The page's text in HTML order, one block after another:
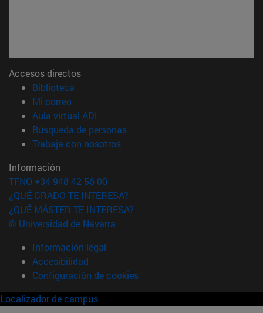
Accesos directos
Biblioteca
Mi correo(abre en nueva ventana)
Aula virtual ADI
Búsqueda de personas(abre en nueva ventana)
Trabaja con nosotros(abre en nueva ventana)
Información
TFNO +34 948 42 56 00
¿QUÉ GRADO TE INTERESA?
¿QUÉ MÁSTER TE INTERESA?
© Universidad de Navarra
Información legal
Accesibilidad
Configuración de cookies
Localizador de campus